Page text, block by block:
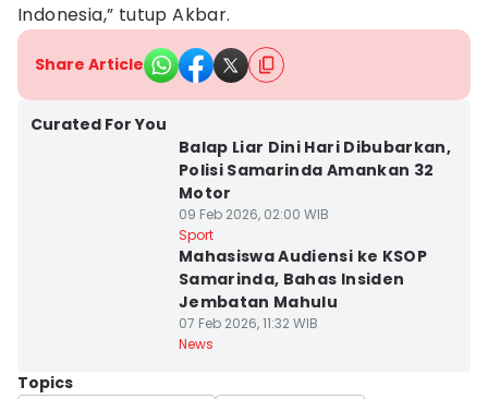
Indonesia,” tutup Akbar.
Share Article
Curated For You
Balap Liar Dini Hari Dibubarkan,
Polisi Samarinda Amankan 32
Motor
09 Feb 2026, 02:00 WIB
Sport
Mahasiswa Audiensi ke KSOP
Samarinda, Bahas Insiden
Jembatan Mahulu
07 Feb 2026, 11:32 WIB
News
Topics